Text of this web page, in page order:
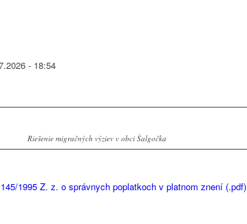
- 18:54
Riešenie migračných výziev v obci Šalgočka
1995 Z. z. o správnych poplatkoch v platnom znení (.pdf)